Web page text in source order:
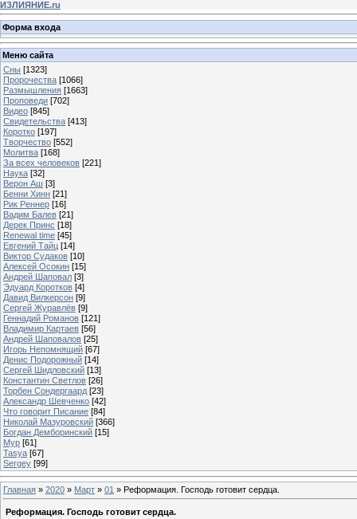
ИЗЛИЯНИЕ.ru
Форма входа
Меню сайта
Сны [1323]
Пророчества [1066]
Размышления [1663]
Проповеди [702]
Видео [845]
Свидетельства [413]
Коротко [197]
Творчество [552]
Молитва [168]
За всех человеков [221]
Наука [32]
Верон Аш [3]
Бенни Хинн [21]
Рик Реннер [16]
Вадим Балев [21]
Дерек Принс [18]
Renewal time [45]
Евгений Тайц [14]
Виктор Судаков [10]
Алексей Осокин [15]
Андрей Шаповал [3]
Эдуард Коротков [4]
Давид Вилкерсон [9]
Сергей Журавлёв [9]
Геннадий Романов [121]
Владимир Картаев [56]
Андрей Шаповалов [25]
Игорь Непомнящий [67]
Денис Подорожный [14]
Сергей Шидловский [13]
Константин Светлов [26]
Торбен Сондергаард [23]
Александр Шевченко [42]
Что говорит Писание [84]
Николай Мазуровский [366]
Богдан Демборинский [15]
Мур [61]
Tasya [67]
Sergey [99]
Главная » 2020 » Март » 01 » Реформация. Господь готовит сердца.
Реформация. Господь готовит сердца.